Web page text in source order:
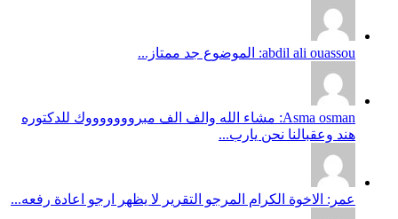
abdil ali ouassou: الموضوع جد ممتاز...
Asma osman: مشاء الله والف الف مبروووووووك للدكتوره
هند وعقبالنا نحن يارب...
عمر: الاخوة الكرام المرجو التقرير لا يظهر ارجو اعادة رفعه...